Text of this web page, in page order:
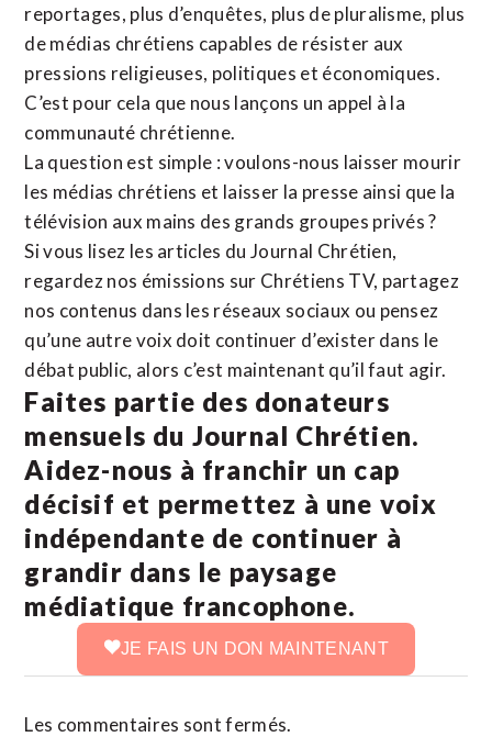
reportages, plus d’enquêtes, plus de pluralisme, plus
de médias chrétiens capables de résister aux
pressions religieuses, politiques et économiques.
C’est pour cela que nous lançons un appel à la
communauté chrétienne.
La question est simple : voulons-nous laisser mourir
les médias chrétiens et laisser la presse ainsi que la
télévision aux mains des grands groupes privés ?
Si vous lisez les articles du Journal Chrétien,
regardez nos émissions sur Chrétiens TV, partagez
nos contenus dans les réseaux sociaux ou pensez
qu’une autre voix doit continuer d’exister dans le
débat public, alors c’est maintenant qu’il faut agir.
Faites partie des donateurs
mensuels du Journal Chrétien.
Aidez-nous à franchir un cap
décisif et permettez à une voix
indépendante de continuer à
grandir dans le paysage
médiatique francophone.
JE FAIS UN DON MAINTENANT
Les commentaires sont fermés.